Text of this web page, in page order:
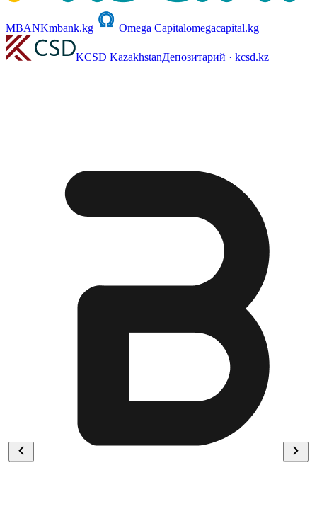
MBANKmbank.kg Omega Capitalomegacapital.kg
KCSD KazakhstanДепозитарий · kcsd.kz